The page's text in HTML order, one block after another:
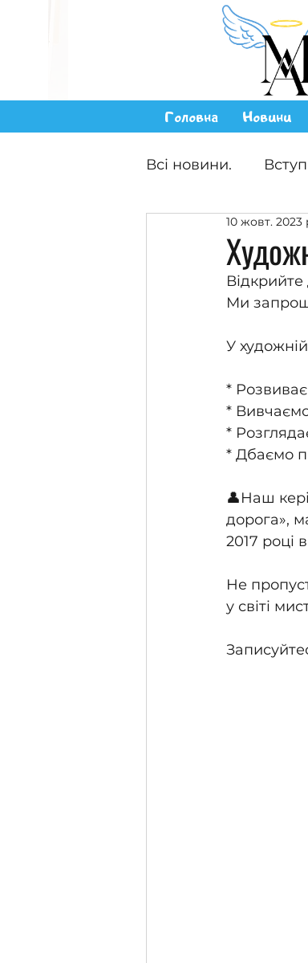
Головна Новини
Всі новини.
10 жовт. 2023
Відкрийте
Ми
У художній
*
*
*
* Дбаємо
👤Наш
дорога»,
2017 році
Не
у світі